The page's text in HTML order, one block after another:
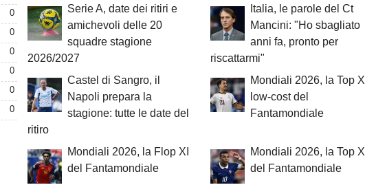
0
0
0
0
0
0
Serie A, date dei ritiri e
amichevoli delle 20
squadre stagione
2026/2027
Italia, le parole del Ct
Mancini: "Ho sbagliato
anni fa, pronto per
riscattarmi"
Castel di Sangro, il
Napoli prepara la
stagione: tutte le date del
ritiro
Mondiali 2026, la Top XI
low-cost del
Fantamondiale
Mondiali 2026, la Flop XI
del Fantamondiale
Mondiali 2026, la Top XI
del Fantamondiale